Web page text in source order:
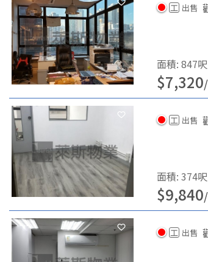
工 出售
面積: 847呎
$7,320/
工 出售
面積: 374呎
$9,840/
工 出售